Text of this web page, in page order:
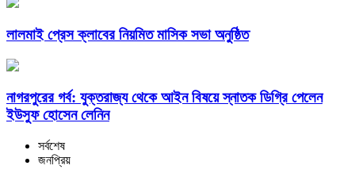
লালমাই প্রেস ক্লাবের নিয়মিত মাসিক সভা অনুষ্ঠিত
নাগরপুরের গর্ব: যুক্তরাজ্য থেকে আইন বিষয়ে স্নাতক ডিগ্রি পেলেন
ইউসুফ হোসেন লেনিন
সর্বশেষ
জনপ্রিয়